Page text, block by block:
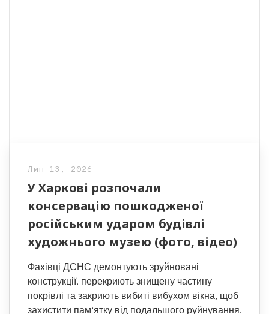
Лип 13, 2026
У Харкові розпочали
консервацію пошкодженої
російським ударом будівлі
художнього музею (фото, відео)
Фахівці ДСНС демонтують зруйновані
конструкції, перекриють знищену частину
покрівлі та закриють вибиті вибухом вікна, щоб
захистити пам’ятку від подальшого руйнування.